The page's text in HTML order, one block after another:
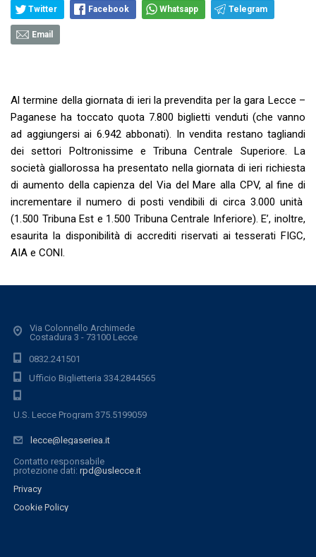
Twitter Facebook Whatsapp Telegram
Email
Al termine della giornata di ieri la prevendita per la gara Lecce –
Paganese ha toccato quota 7.800 biglietti venduti (che vanno
ad aggiungersi ai 6.942 abbonati). In vendita restano tagliandi
dei settori Poltronissime e Tribuna Centrale Superiore. La
società giallorossa ha presentato nella giornata di ieri richiesta
di aumento della capienza del Via del Mare alla CPV, al fine di
incrementare il numero di posti vendibili di circa 3.000 unità
(1.500 Tribuna Est e 1.500 Tribuna Centrale Inferiore). E’, inoltre,
esaurita la disponibilità di accrediti riservati ai tesserati FIGC,
AIA e CONI.
Via Colonnello Archimede
Costadura 3 - 73100 Lecce
0832.241501
Ufficio Biglietteria 334.2844565
U.S. Lecce Program 375.5199059
lecce@legaseriea.it
Contatto responsabile
protezione dati: rpd@uslecce.it
Privacy
Cookie Policy